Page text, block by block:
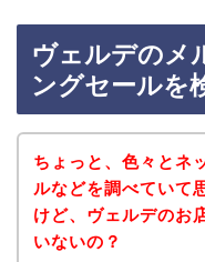
ヴェルデのメ
ングセールを
ちょっと、色々とネ
ルなどを調べていて
けど、ヴェルデのお
いないの？